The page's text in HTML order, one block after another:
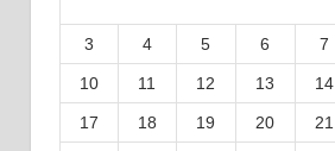
3 4 5 6 7
10 11 12 13 14
17 18 19 20 21